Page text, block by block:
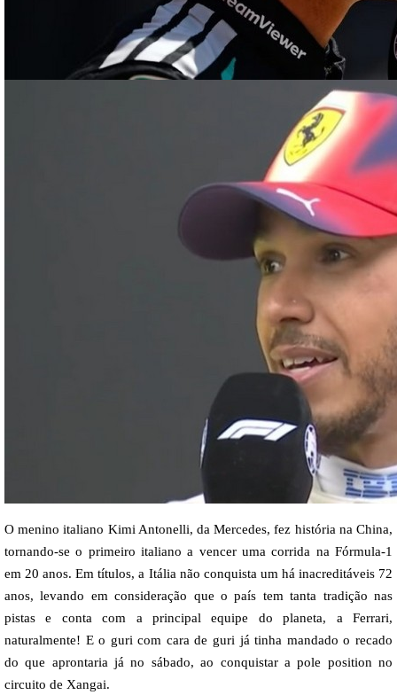
O menino italiano Kimi Antonelli, da Mercedes, fez história na China,
tornando-se o primeiro italiano a vencer uma corrida na Fórmula-1
em 20 anos. Em títulos, a Itália não conquista um há inacreditáveis 72
anos, levando em consideração que o país tem tanta tradição nas
pistas e conta com a principal equipe do planeta, a Ferrari,
naturalmente! E o guri com cara de guri já tinha mandado o recado
do que aprontaria já no sábado, ao conquistar a pole position no
circuito de Xangai.